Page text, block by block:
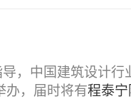
，中国建筑设计行
办，届时将有程泰